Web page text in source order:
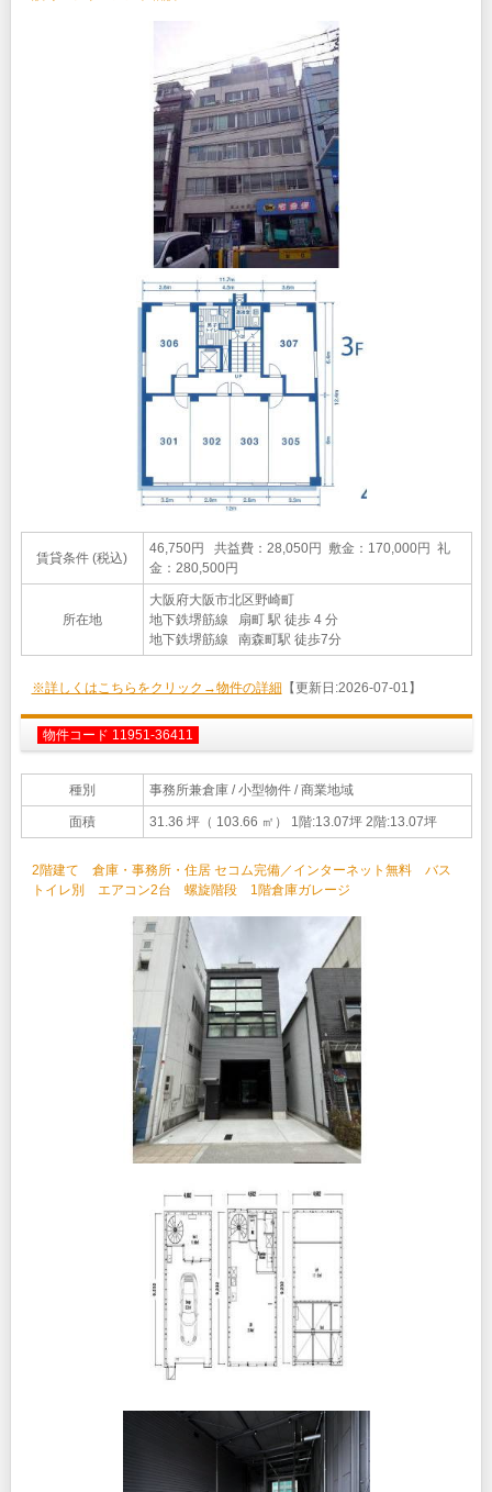
賃貸条件 (税込)
46,750円 共益費：28,050円 敷金：170,000円 礼
金：280,500円
所在地
大阪府大阪市北区野崎町
地下鉄堺筋線 扇町 駅 徒歩 4 分
地下鉄堺筋線 南森町駅 徒歩7分
※詳しくはこちらをクリック→物件の詳細 【更新日:2026-07-01】
物件コード 11951-36411
種別 事務所兼倉庫 / 小型物件 / 商業地域
面積 31.36 坪（ 103.66 ㎡） 1階:13.07坪 2階:13.07坪
2階建て 倉庫・事務所・住居 セコム完備／インターネット無料 バス
トイレ別 エアコン2台 螺旋階段 1階倉庫ガレージ